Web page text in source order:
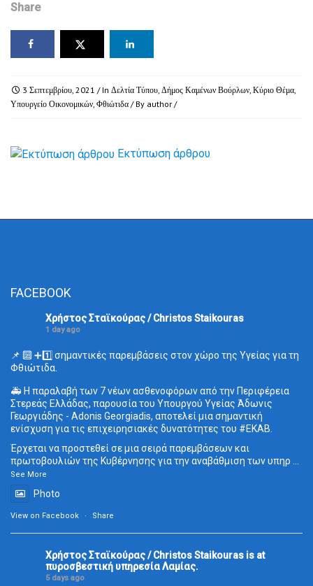
Share
3 Σεπτεμβρίου, 2021 / In Δελτία Τύπου Δήμος Καμένων Βούρλων Κύριο Θέμα
Υπουργείο Οικονομικών Φθιώτιδα / By author /
Εκτύπωση άρθρου
FACEBOOK
Χρήστος Σταϊκούρας / Christos Staikouras
1 day ago
📌 🔟 ➕1️⃣ σημαντικές παρεμβάσεις στον χώρο της Υγείας για τη
Φθιώτιδα.
🚑 Η παραλαβή των 7 νέων ασθενοφόρων από την Περιφέρεια
Στερεάς Ελλάδας, παρουσία του Υπουργού Υγείας Άδωνις
Γεωργιάδης - Adonis Georgiadis, αποτελεί μια σημαντική
ενίσχυση για τις επιχειρησιακές δυνατότητες του #ΕΚΑΒ
Έρχεται να προστεθεί σε μια σειρά παρεμβάσεων και
πρωτοβουλιών της Κυβέρνησης για την αναβάθμιση των υπηρ
See More
Photo
View on Facebook · Share
Χρήστος Σταϊκούρας / Christos Staikouras is at
πυροσβεστική υπηρεσία Λαμίας.
5 days ago